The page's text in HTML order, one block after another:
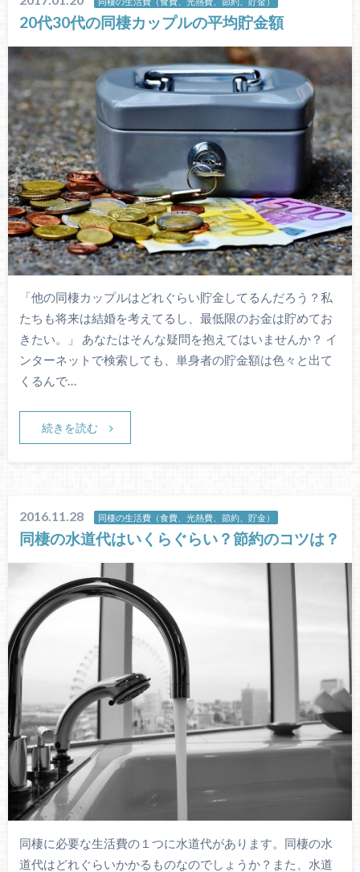
20代30代の同棲カップルの平均貯金額
「他の同棲カップルはどれぐらい貯金してるんだろう？私
たちも将来は結婚を考えてるし、最低限のお金は貯めてお
きたい。」 あなたはそんな疑問を抱えてはいませんか？ イ
ンターネットで検索しても、単身者の貯金額は色々と出て
くるんで…
続きを読む
2016.11.28 同棲の生活費（食費、光熱費、節約、貯金）
同棲の水道代はいくらぐらい？節約のコツは？
同棲に必要な生活費の１つに水道代があります。同棲の水
道代はどれぐらいかかるものなのでしょうか？また、水道